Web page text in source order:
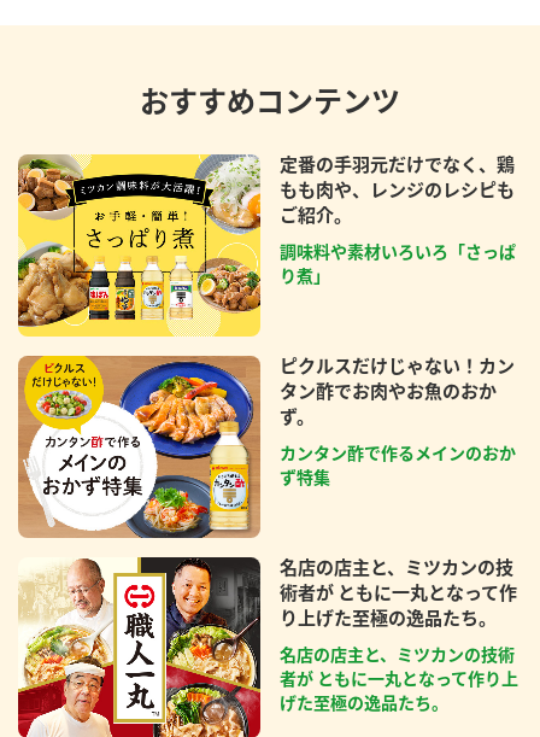
おすすめコンテンツ
定番の手羽元だけでなく、鶏
もも肉や、レンジのレシピも
ご紹介。
調味料や素材いろいろ「さっぱ
り煮」
ピクルスだけじゃない！カン
タン酢でお肉やお魚のおか
ず。
カンタン酢で作るメインのおか
ず特集
名店の店主と、ミツカンの技
術者が ともに一丸となって作
り上げた至極の逸品たち。
名店の店主と、ミツカンの技術
者が ともに一丸となって作り上
げた至極の逸品たち。